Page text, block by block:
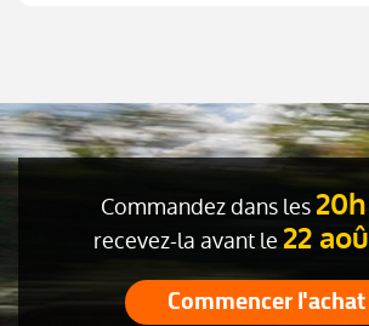
Commandez dans les
recevez-la avant le 22
Commencer l'achat